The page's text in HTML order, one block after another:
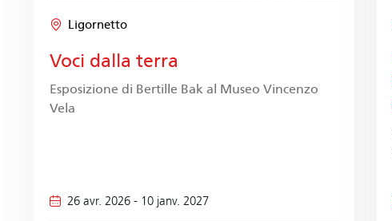
Ligornetto
Voci dalla terra
Esposizione di Bertille Bak al Museo Vincenzo
Vela
26 avr. 2026 - 10 janv. 2027